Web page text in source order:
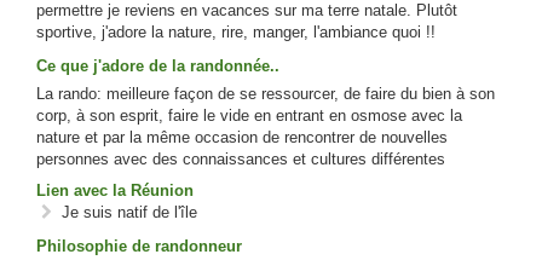
permettre je reviens en vacances sur ma terre natale. Plutôt
sportive, j'adore la nature, rire, manger, l'ambiance quoi !!
Ce que j'adore de la randonnée..
La rando: meilleure façon de se ressourcer, de faire du bien à son
corp, à son esprit, faire le vide en entrant en osmose avec la
nature et par la même occasion de rencontrer de nouvelles
personnes avec des connaissances et cultures différentes
Lien avec la Réunion
Je suis natif de l'île
Philosophie de randonneur